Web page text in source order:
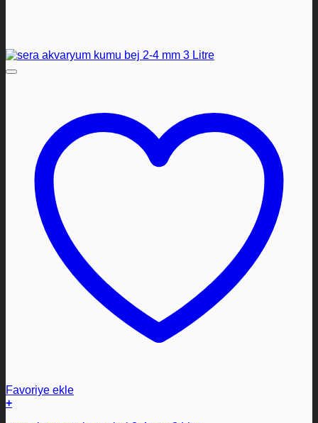
Favoriye ekle
+